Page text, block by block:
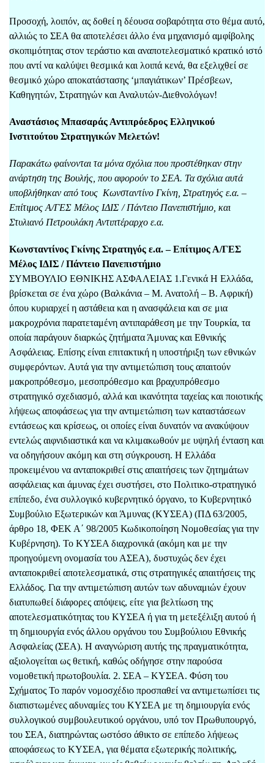
Προσοχή, λοιπόν, ας δοθεί η δέουσα σοβαρότητα στο θέμα αυτό,
αλλιώς το ΣΕΑ θα αποτελέσει άλλο ένα μηχανισμό αμφίβολης
σκοπιμότητας στον τεράστιο και αναποτελεσματικό κρατικό ιστό
που αντί να καλύψει θεσμικά και λοιπά κενά, θα εξελιχθεί σε
θεσμικό χώρο αποκατάστασης ‘μπαγιάτικων’ Πρέσβεων,
Καθηγητών, Στρατηγών και Αναλυτών-Διεθνολόγων!
Αναστάσιος Μπασαράς Αντιπρόεδρος Ελληνικού
Ινστιτούτου Στρατηγικών Μελετών!
Παρακάτω φαίνονται τα μόνα σχόλια που προστέθηκαν στην
ανάρτηση της Βουλής, που αφορούν το ΣΕΑ. Τα σχόλια αυτά
υποβλήθηκαν από τους Κωνσταντίνο Γκίνη, Στρατηγός ε.α. –
Επίτιμος Α/ΓΕΣ Μέλος ΙΔΙΣ / Πάντειο Πανεπιστήμιο, και
Στυλιανό Πετρουλάκη Αντιπτέραρχο ε.α.
Κωνσταντίνος Γκίνης Στρατηγός ε.α. – Επίτιμος Α/ΓΕΣ
Μέλος ΙΔΙΣ / Πάντειο Πανεπιστήμιο
ΣΥΜΒΟΥΛΙΟ ΕΘΝΙΚΗΣ ΑΣΦΑΛΕΙΑΣ 1.Γενικά Η Ελλάδα,
βρίσκεται σε ένα χώρο (Βαλκάνια – Μ. Ανατολή – Β. Αφρική)
όπου κυριαρχεί η αστάθεια και η ανασφάλεια και σε μια
μακροχρόνια παρατεταμένη αντιπαράθεση με την Τουρκία, τα
οποία παράγουν διαρκώς ζητήματα Άμυνας και Εθνικής
Ασφάλειας. Επίσης είναι επιτακτική η υποστήριξη των εθνικών
συμφερόντων. Αυτά για την αντιμετώπιση τους απαιτούν
μακροπρόθεσμο, μεσοπρόθεσμο και βραχυπρόθεσμο
στρατηγικό σχεδιασμό, αλλά και ικανότητα ταχείας και ποιοτικής
λήψεως αποφάσεως για την αντιμετώπιση των καταστάσεων
εντάσεως και κρίσεως, οι οποίες είναι δυνατόν να ανακύψουν
εντελώς αιφνιδιαστικά και να κλιμακωθούν με υψηλή ένταση και
να οδηγήσουν ακόμη και στη σύγκρουση. Η Ελλάδα
προκειμένου να ανταποκριθεί στις απαιτήσεις των ζητημάτων
ασφάλειας και άμυνας έχει συστήσει, στο Πολιτικο-στρατηγικό
επίπεδο, ένα συλλογικό κυβερνητικό όργανο, το Κυβερνητικό
Συμβούλιο Εξωτερικών και Άμυνας (ΚΥΣΕΑ) (ΠΔ 63/2005,
άρθρο 18, ΦΕΚ Α΄ 98/2005 Κωδικοποίηση Νομοθεσίας για την
Κυβέρνηση). Το ΚΥΣΕΑ διαχρονικά (ακόμη και με την
προηγούμενη ονομασία του ΑΣΕΑ), δυστυχώς δεν έχει
ανταποκριθεί αποτελεσματικά, στις στρατηγικές απαιτήσεις της
Ελλάδος. Για την αντιμετώπιση αυτών των αδυναμιών έχουν
διατυπωθεί διάφορες απόψεις, είτε για βελτίωση της
αποτελεσματικότητας του ΚΥΣΕΑ ή για τη μετεξέλιξη αυτού ή
τη δημιουργία ενός άλλου οργάνου του Συμβούλιου Εθνικής
Ασφαλείας (ΣΕΑ). Η αναγνώριση αυτής της πραγματικότητα,
αξιολογείται ως θετική, καθώς οδήγησε στην παρούσα
νομοθετική πρωτοβουλία. 2. ΣΕΑ – ΚΥΣΕΑ. Φύση του
Σχήματος Το παρόν νομοσχέδιο προσπαθεί να αντιμετωπίσει τις
διαπιστωμένες αδυναμίες του ΚΥΣΕΑ με τη δημιουργία ενός
συλλογικού συμβουλευτικού οργάνου, υπό τον Πρωθυπουργό,
του ΣΕΑ, διατηρώντας ωστόσο άθικτο σε επίπεδο λήψεως
αποφάσεως το ΚΥΣΕΑ, για θέματα εξωτερικής πολιτικής,